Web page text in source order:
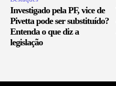
Investigado pela PF, vice de
Pivetta pode ser substituído?
Entenda o que diz a
legislação